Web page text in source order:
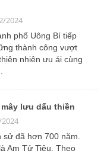
2024
phố Uông Bí tiếp
thành công vượt
nhiên ưu ái cùng
mây lưu dấu thiền
sử đã hơn 700 năm.
Am Tử Tiêu. Theo